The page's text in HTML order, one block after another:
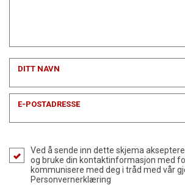
DITT NAVN
E-POSTADRESSE
Ved å sende inn dette skjema
og bruke din kontaktinformasjon med
kommunisere med deg i tråd med vår
Personvernerklæring